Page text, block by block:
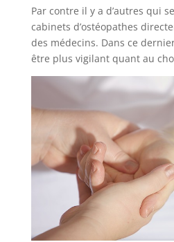
Par contre il y a d’autres qui
cabinets d’ostéopathes
des médecins. Dans ce
être plus vigilant quant au